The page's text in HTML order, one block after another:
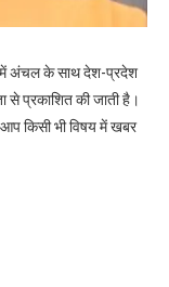
अंचल के साथ देश-प्रदेश
से प्रकाशित की जाती है।
किसी भी विषय में खबर